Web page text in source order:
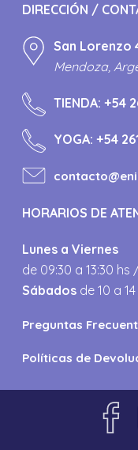
DIRECCIÓN /
San Lorenzo
Mendoza,
TIENDA:+54
YOGA:+54
HORARIOS DE
Lunes a Viernes
de 09:30 a 13:30 hs
Sábados de 10 a
Preguntas
Políticas de